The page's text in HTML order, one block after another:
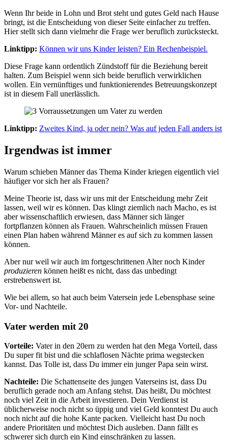
Wenn Ihr beide in Lohn und Brot steht und gutes Geld nach Hause
bringt, ist die Entscheidung von dieser Seite einfacher zu treffen.
Hier stellt sich dann vielmehr die Frage wer beruflich zurücksteckt.
Linktipp: Können wir uns Kinder leisten? Ein Rechenbeispiel.
Diese Frage kann ordentlich Zündstoff für die Beziehung bereit
halten. Zum Beispiel wenn sich beide beruflich verwirklichen
wollen. Ein vernünftiges und funktionierendes Betreuungskonzept
ist in diesem Fall unerlässlich.
Linktipp: Zweites Kind, ja oder nein? Was auf jeden Fall anders ist
Irgendwas ist immer
Warum schieben Männer das Thema Kinder kriegen eigentlich viel
häufiger vor sich her als Frauen?
Meine Theorie ist, dass wir uns mit der Entscheidung mehr Zeit
lassen, weil wir es können. Das klingt ziemlich nach Macho, es ist
aber wissenschaftlich erwiesen, dass Männer sich länger
fortpflanzen können als Frauen. Wahrscheinlich müssen Frauen
einen Plan haben während Männer es auf sich zu kommen lassen
können.
Aber nur weil wir auch im fortgeschrittenen Alter noch Kinder
produzieren können heißt es nicht, dass das unbedingt
erstrebenswert ist.
Wie bei allem, so hat auch beim Vatersein jede Lebensphase seine
Vor- und Nachteile.
Vater werden mit 20
Vorteile: Vater in den 20ern zu werden hat den Mega Vorteil, dass
Du super fit bist und die schlaflosen Nächte prima wegstecken
kannst. Das Tolle ist, dass Du immer ein junger Papa sein wirst.
Nachteile: Die Schattenseite des jungen Vaterseins ist, dass Du
beruflich gerade noch am Anfang stehst. Das heißt, Du möchtest
noch viel Zeit in die Arbeit investieren. Dein Verdienst ist
üblicherweise noch nicht so üppig und viel Geld konntest Du auch
noch nicht auf die hohe Kante packen. Vielleicht hast Du noch
andere Prioritäten und möchtest Dich ausleben. Dann fällt es
schwerer sich durch ein Kind einschränken zu lassen.